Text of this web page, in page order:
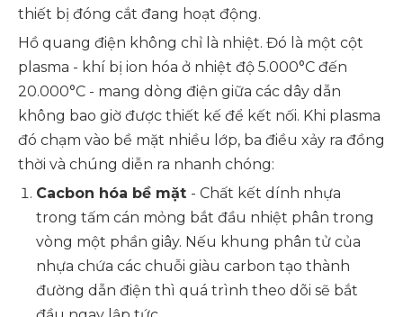
thiết bị đóng cắt đang hoạt động.
Hồ quang điện không chỉ là nhiệt. Đó là một cột
plasma - khí bị ion hóa ở nhiệt độ 5.000°C đến
20.000°C - mang dòng điện giữa các dây dẫn
không bao giờ được thiết kế để kết nối. Khi plasma
đó chạm vào bề mặt nhiều lớp, ba điều xảy ra đồng
thời và chúng diễn ra nhanh chóng:
Cacbon hóa bề mặt - Chất kết dính nhựa
trong tấm cán mỏng bắt đầu nhiệt phân trong
vòng một phần giây. Nếu khung phân tử của
nhựa chứa các chuỗi giàu carbon tạo thành
đường dẫn điện thì quá trình theo dõi sẽ bắt